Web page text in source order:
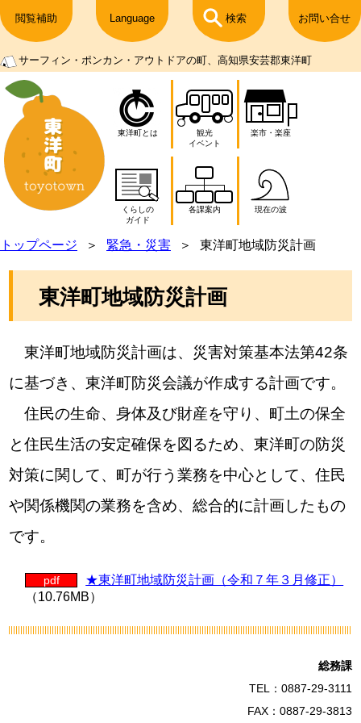
閲覧補助 Language 検索 お問い合せ
サーフィン・ポンカン・アウトドアの町、高知県安芸郡東洋町
東洋町とは
観光
イベント
楽市・楽座
くらしの
ガイド
各課案内 現在の波
トップページ 緊急・災害 東洋町地域防災計画
東洋町地域防災計画
東洋町地域防災計画は、災害対策基本法第42条
に基づき、東洋町防災会議が作成する計画です。
住民の生命、身体及び財産を守り、町土の保全
と住民生活の安定確保を図るため、東洋町の防災
対策に関して、町が行う業務を中心として、住民
や関係機関の業務を含め、総合的に計画したもの
です。
pdf
★東洋町地域防災計画（令和７年３月修正）
（10.76MB）
総務課
TEL：0887-29-3111
FAX：0887-29-3813